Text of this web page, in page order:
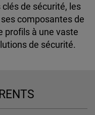
de sécurité, les
composantes de
profils à une vaste
de sécurité.